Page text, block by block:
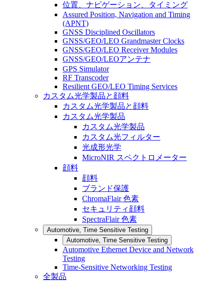
位置、ナビゲーション、タイミング
Assured Position, Navigation and Timing
(APNT)
GNSS Disciplined Oscillators
GNSS/GEO/LEO Grandmaster Clocks
GNSS/GEO/LEO Receiver Modules
GNSS/GEO/LEOアンテナ
GPS Simulator
RF Transcoder
Resilient GEO/LEO Timing Services
カスタム光学製品と顔料
カスタム光学製品と顔料
カスタム光学製品
カスタム光学製品
カスタム光フィルター
光成形光学
MicroNIR スペクトロメーター
顔料
顔料
ブランド保護
ChromaFlair 色素
セキュリティ顔料
SpectraFlair 色素
Automotive, Time Sensitive Testing
Automotive, Time Sensitive Testing
Automotive Ethernet Device and Network
Testing
Time-Sensitive Networking Testing
全製品